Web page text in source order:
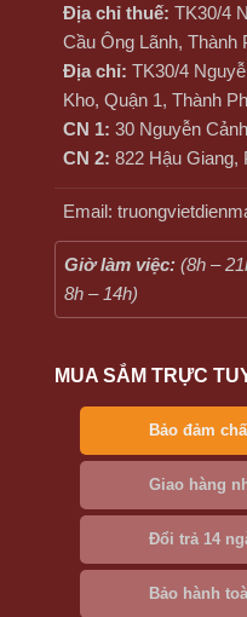
Địa chỉ thuế: TK30/4
Cầu Ông Lãnh, Thành
Địa chỉ: TK30/4
Kho, Quận 1, Thành
CN 1: 30 Nguyễn
CN 2: 822 Hậu Giang,
Email:
Giờ làm việc: (8h –
8h – 14h)
MUA SẮM TRỰC
Bảo đảm
Giao hàng
Đổi trả 14
Bảo hành